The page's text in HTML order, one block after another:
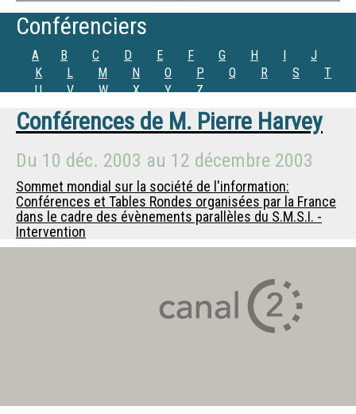
Conférenciers
A B C D E F G H I
J
K
L M N O P Q R S
T
U
V W X Y Z
Conférences de M. Pierre Harvey
Du 10 déc. 2003 au 12 décembre 2003
Sommet mondial sur la société de l'information:
Conférences et Tables Rondes organisées par la France
dans le cadre des évènements parallèles du S.M.S.I. -
Intervention